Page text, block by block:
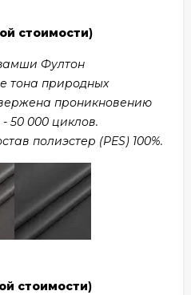
стоимости)
Фултон
тона природных
проникновению
50 000 циклов.
полиэстер (PES) 100%.
стоимости)